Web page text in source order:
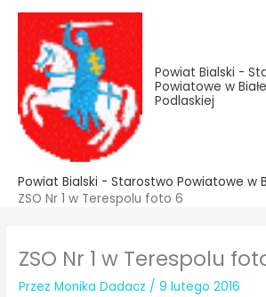
treści
Przejdź
treści
Powiat Bialski -
Powiatowe w
Podlaskiej
Powiat Bialski - Starostwo Powiatowe w
ZSO Nr 1 w Terespolu foto 6
ZSO Nr 1 w Terespolu
PrzezMonika Dadacz /9 lutego 2016